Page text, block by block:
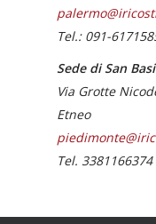
Tel.: 091-
Sede di San
Via Grotte
Etneo
Tel.